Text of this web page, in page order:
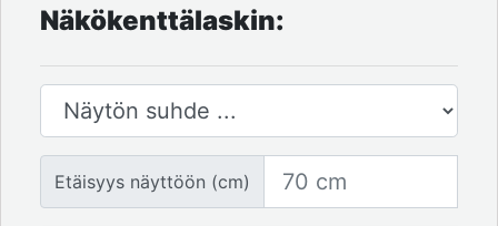
Näkökenttälaskin:
Näytön suhde
Etäisyys näyttöön (cm)